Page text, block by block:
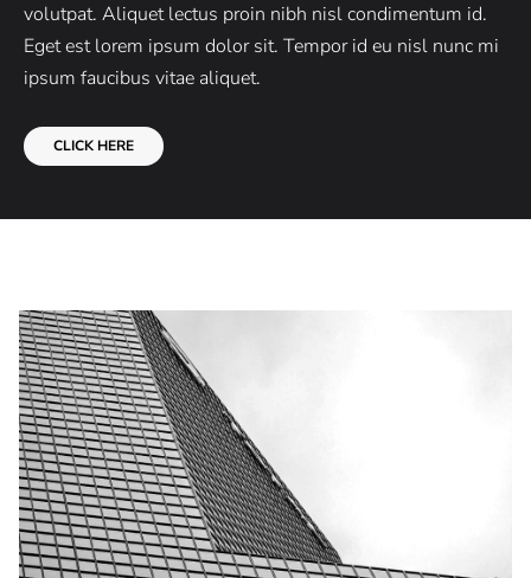
volutpat. Aliquet lectus proin nibh nisl condimentum id.
Eget est lorem ipsum dolor sit. Tempor id eu nisl nunc mi
ipsum faucibus vitae aliquet.
CLICK HERE